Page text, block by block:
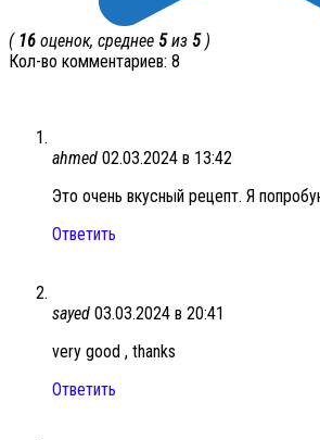
( 16 оценок, среднее 5из 5)
Кол-во комментариев: 8
ahmed 02.03.2024 в 13:42
Это очень вкусный рецепт. Я
Ответить
sayed 03.03.2024 в 20:41
very good , thanks
Ответить